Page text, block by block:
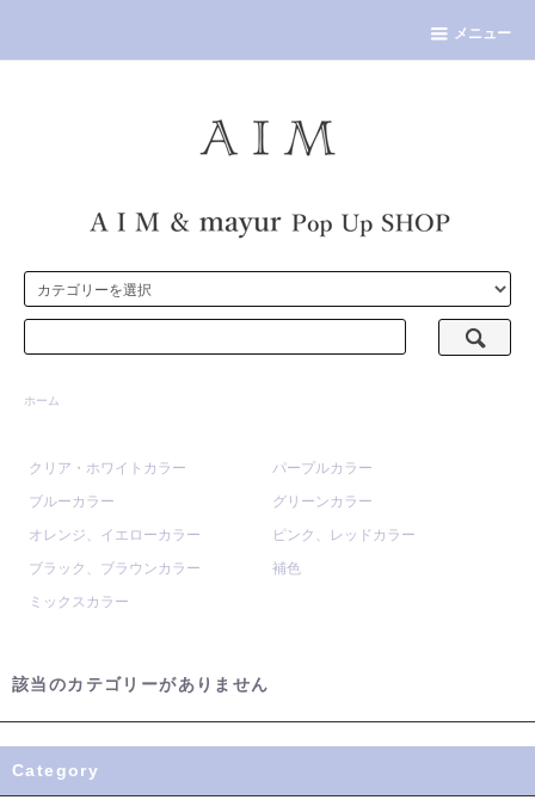
メニュー
ホーム
クリア・ホワイトカラー
パープルカラー
ブルーカラー
グリーンカラー
オレンジ、イエローカラー
ピンク、レッドカラー
ブラック、ブラウンカラー
補色
ミックスカラー
該当のカテゴリーがありません
Category